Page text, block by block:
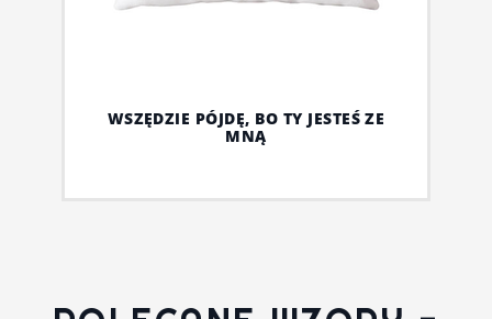
WSZĘDZIE PÓJDĘ, BO TY JESTEŚ ZE
MNĄ